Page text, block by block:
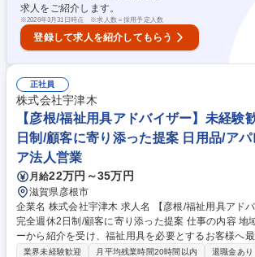
求人をご紹介します。
※2026年3月31日時点 ※求人数＝採用予定人数
登録して求人を紹介してもらう
正社員
株式会社宇津木
【彦根/福祉用具アドバイザー】未経験
日制/顧客に寄り添った提案 日用品/アパ
ア法人営業
月給22万円～35万円
滋賀県彦根市
企業名 株式会社宇津木 求人名 【彦根/福祉用具アドバイザー】未経験歓迎/
完全週休2日制/顧客に寄り添った提案 仕事の内容 地域のケアマネージャ
ーから紹介を受け、福祉用具を必要とするお客様へ
品するルート営業です。飛び込み営業はなく、お客
業界未経験歓迎 月平均残業時間20時間以内 退職金あり